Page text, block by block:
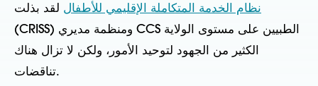
نظام الخدمة المتكاملة الإقليمي للأطفال لقد بذلت
(CRISS) ومنظمة مديري CCS الطبيين على مستوى الولاية
الكثير من الجهود لتوحيد الأمور، ولكن لا تزال هناك
تناقضات.